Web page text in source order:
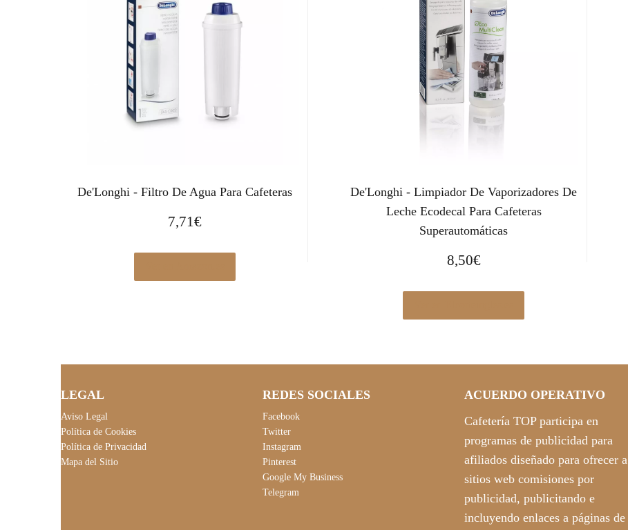
De'Longhi - Filtro De Agua Para Cafeteras
7,71€
De'Longhi - Limpiador De Vaporizadores De
Leche Ecodecal Para Cafeteras
Superautomáticas
8,50€
LEGAL
Aviso Legal
Política de Cookies
Política de Privacidad
Mapa del Sitio
REDES SOCIALES
Facebook
Twitter
Instagram
Pinterest
Google My Business
Telegram
ACUERDO OPERATIVO
Cafetería TOP participa en
programas de publicidad para
afiliados diseñado para ofrecer a
sitios web comisiones por
publicidad, publicitando e
incluyendo enlaces a páginas de